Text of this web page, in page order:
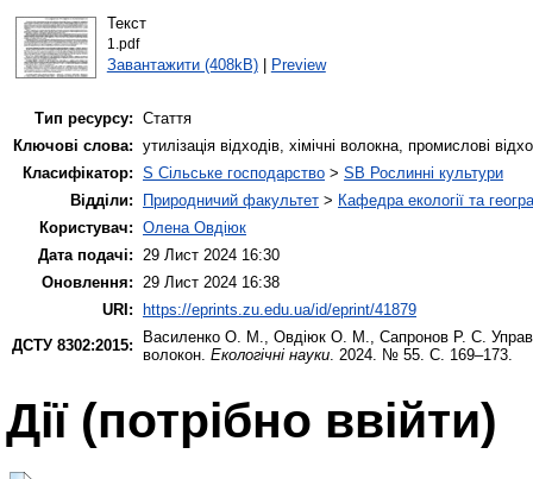
Текст
1.pdf
Завантажити (408kB)| Preview
Тип ресурсу: Стаття
Ключові слова: утилізація відходів, хімічні волокна, промислові
Класифікатор: S Сільське господарство > SB Рослинні культури
Відділи:
Природничий факультет > Кафедра екології та
Користувач: Олена Овдіюк
Дата подачі: 29 Лист 2024 16:30
Оновлення: 29 Лист 2024 16:38
URI:
https://eprints.zu.edu.ua/id/eprint/41879
ДСТУ 8302:2015:
Василенко О. М., Овдіюк О. М., Сапронов Р. С.
волокон. Екологічні науки. 2024. № 55. С. 169–173.
Дії ​​(потрібно ввійти)